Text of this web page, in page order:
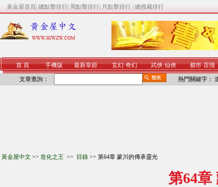
黃金屋首頁 總點擊排行 周點擊排行 月點擊排行 總搜藏排行
首 頁 手機版 最新章節 玄幻·奇幻 武俠·仙俠 都市·言情
文章查詢： 熱門關鍵字：
黃金屋中文 >> 造化之王 >> 目錄 >> 第64章 蒙川的傳承靈光
第64章